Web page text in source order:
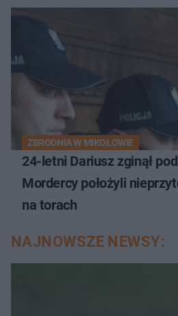
ZBRODNIA W MIKOŁOWIE
24-letni Dariusz zginął
Mordercy położyli
na torach
NAJNOWSZE NEWSY: